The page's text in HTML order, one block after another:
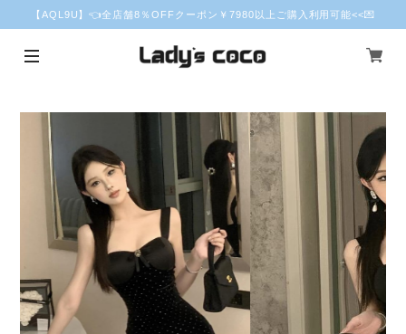
【AQL9U】👈全店舗8％OFFクーポン￥7980以上ご購入利用可能<<💌